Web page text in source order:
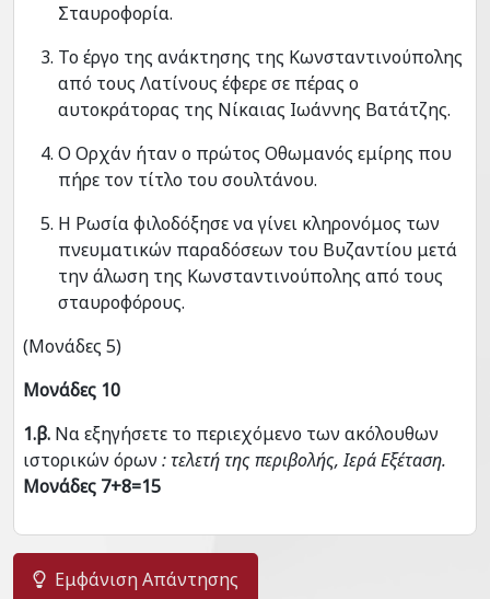
Σταυροφορία.
Το έργο της ανάκτησης της Κωνσταντινούπολης
από τους Λατίνους έφερε σε πέρας ο
αυτοκράτορας της Νίκαιας Ιωάννης Βατάτζης.
Ο Ορχάν ήταν ο πρώτος Οθωμανός εμίρης που
πήρε τον τίτλο του σουλτάνου.
Η Ρωσία φιλοδόξησε να γίνει κληρονόμος των
πνευματικών παραδόσεων του Βυζαντίου μετά
την άλωση της Κωνσταντινούπολης από τους
σταυροφόρους.
(Μονάδες 5)
Μονάδες 10
1.β. Να εξηγήσετε το περιεχόμενο των ακόλουθων
ιστορικών όρων: τελετή της περιβολής, Ιερά Εξέταση.
Μονάδες 7+8=15
Εμφάνιση Απάντησης